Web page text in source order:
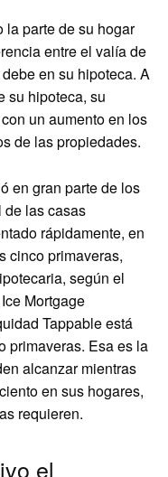
la parte de su hogar
entre el valía de
en su hipoteca. A
su hipoteca, su
un aumento en los
de las propiedades.
en gran parte de los
de las casas
rápidamente, en
cinco primaveras,
según el
Mortgage
Tappable está
primaveras. Esa es la
alcanzar mientras
en sus hogares,
requieren.
el